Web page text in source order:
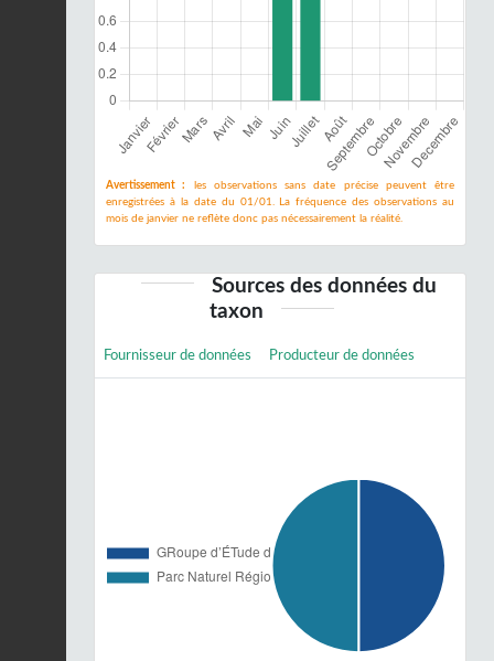
Avertissement :
les observations sans date précise peuvent être
enregistrées à la date du 01/01. La fréquence des observations au
mois de janvier ne reflète donc pas nécessairement la réalité.
Sources des données du
taxon
Fournisseur de données Producteur de données